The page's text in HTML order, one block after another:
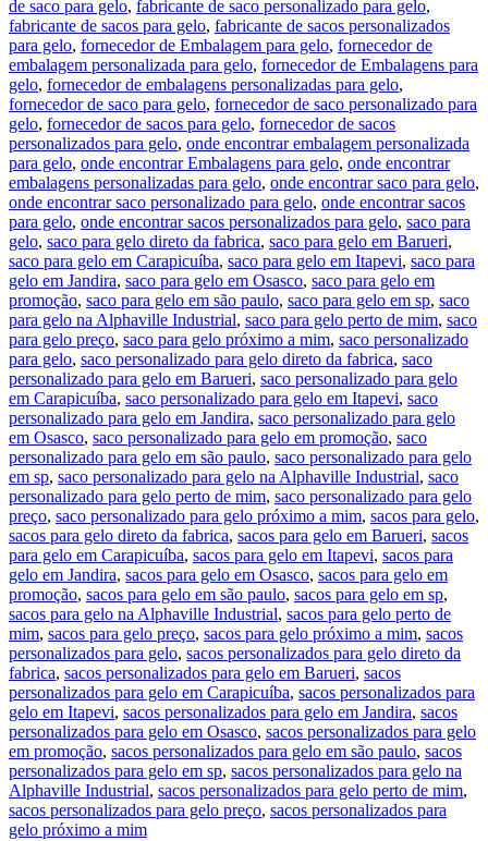
de saco para gelo, fabricante de saco personalizado para gelo,
fabricante de sacos para gelo, fabricante de sacos personalizados
para gelo, fornecedor de Embalagem para gelo, fornecedor de
embalagem personalizada para gelo, fornecedor de Embalagens para
gelo, fornecedor de embalagens personalizadas para gelo,
fornecedor de saco para gelo, fornecedor de saco personalizado para
gelo, fornecedor de sacos para gelo, fornecedor de sacos
personalizados para gelo, onde encontrar embalagem personalizada
para gelo, onde encontrar Embalagens para gelo, onde encontrar
embalagens personalizadas para gelo, onde encontrar saco para gelo,
onde encontrar saco personalizado para gelo, onde encontrar sacos
para gelo, onde encontrar sacos personalizados para gelo, saco para
gelo, saco para gelo direto da fabrica, saco para gelo em Barueri,
saco para gelo em Carapicuíba, saco para gelo em Itapevi, saco para
gelo em Jandira, saco para gelo em Osasco, saco para gelo em
promoção, saco para gelo em são paulo, saco para gelo em sp, saco
para gelo na Alphaville Industrial, saco para gelo perto de mim, saco
para gelo preço, saco para gelo próximo a mim, saco personalizado
para gelo, saco personalizado para gelo direto da fabrica, saco
personalizado para gelo em Barueri, saco personalizado para gelo
em Carapicuíba, saco personalizado para gelo em Itapevi, saco
personalizado para gelo em Jandira, saco personalizado para gelo
em Osasco, saco personalizado para gelo em promoção, saco
personalizado para gelo em são paulo, saco personalizado para gelo
em sp, saco personalizado para gelo na Alphaville Industrial, saco
personalizado para gelo perto de mim, saco personalizado para gelo
preço, saco personalizado para gelo próximo a mim, sacos para gelo,
sacos para gelo direto da fabrica, sacos para gelo em Barueri, sacos
para gelo em Carapicuíba, sacos para gelo em Itapevi, sacos para
gelo em Jandira, sacos para gelo em Osasco, sacos para gelo em
promoção, sacos para gelo em são paulo, sacos para gelo em sp,
sacos para gelo na Alphaville Industrial, sacos para gelo perto de
mim, sacos para gelo preço, sacos para gelo próximo a mim, sacos
personalizados para gelo, sacos personalizados para gelo direto da
fabrica, sacos personalizados para gelo em Barueri, sacos
personalizados para gelo em Carapicuíba, sacos personalizados para
gelo em Itapevi, sacos personalizados para gelo em Jandira, sacos
personalizados para gelo em Osasco, sacos personalizados para gelo
em promoção, sacos personalizados para gelo em são paulo, sacos
personalizados para gelo em sp, sacos personalizados para gelo na
Alphaville Industrial, sacos personalizados para gelo perto de mim,
sacos personalizados para gelo preço, sacos personalizados para
gelo próximo a mim